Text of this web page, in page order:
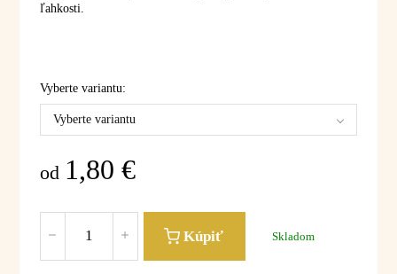
ľahkosti.
Vyberte variantu:
Vyberte variantu
od 1,80 €
Kúpiť Skladom